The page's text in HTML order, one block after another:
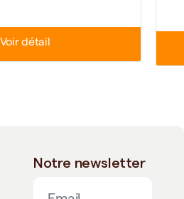
Voir détail
Notre newsletter